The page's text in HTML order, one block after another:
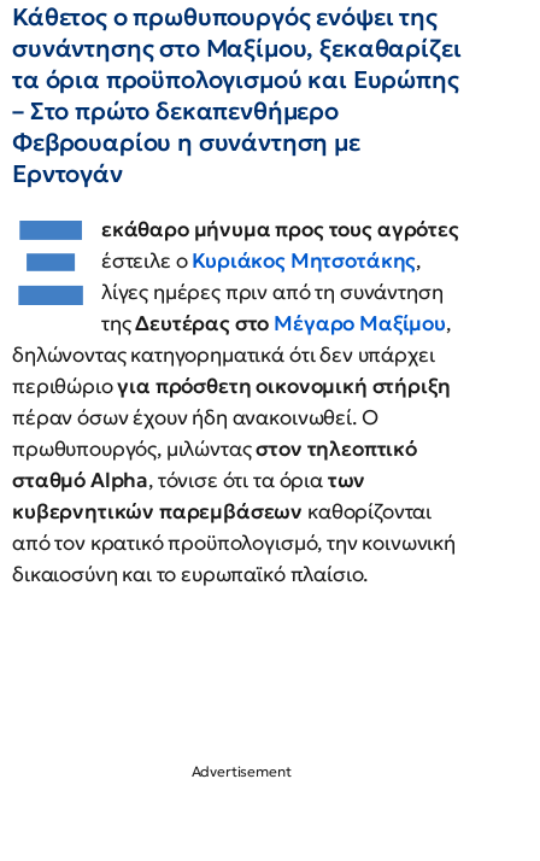
Κάθετος ο πρωθυπουργός ενόψει της
συνάντησης στο Μαξίμου, ξεκαθαρίζει
τα όρια προϋπολογισμού και Ευρώπης
– Στο πρώτο δεκαπενθήμερο
Φεβρουαρίου η συνάντηση με
Ερντογάν
Ξ
εκάθαρο μήνυμα προς τους αγρότες
έστειλε οΚυριάκος Μητσοτάκης,
λίγες ημέρες πριν από τη συνάντηση
τηςΔευτέρας στο Μέγαρο Μαξίμου,
δηλώνοντας κατηγορηματικά ότι δεν υπάρχει
περιθώριογια πρόσθετη οικονομική στήριξη
πέραν όσων έχουν ήδη ανακοινωθεί. Ο
πρωθυπουργός, μιλώνταςστον τηλεοπτικό
σταθμόAlpha, τόνισε ότι τα όριατων
κυβερνητικών παρεμβάσεων καθορίζονται
από τον κρατικό προϋπολογισμό, την κοινωνική
δικαιοσύνη και το ευρωπαϊκό πλαίσιο.